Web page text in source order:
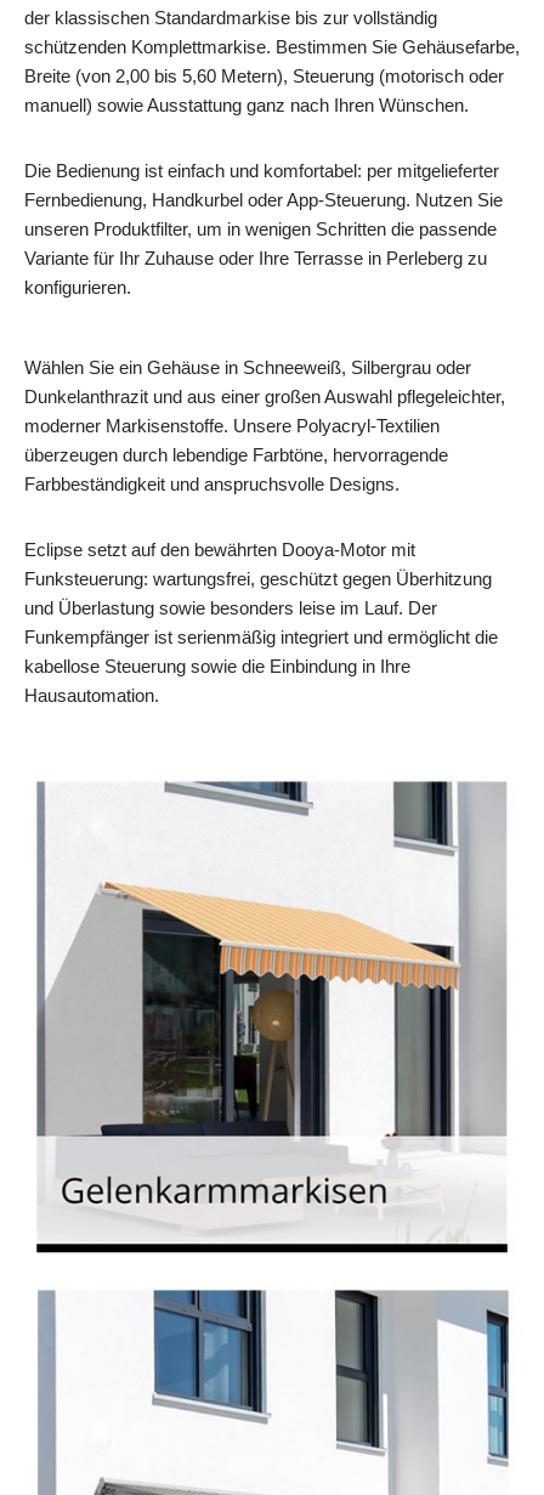
der klassischen Standardmarkise bis zur vollständig
schützenden Komplettmarkise. Bestimmen Sie Gehäusefarbe,
Breite (von 2,00 bis 5,60 Metern), Steuerung (motorisch oder
manuell) sowie Ausstattung ganz nach Ihren Wünschen.
Die Bedienung ist einfach und komfortabel: per mitgelieferter
Fernbedienung, Handkurbel oder App‑Steuerung. Nutzen Sie
unseren Produktfilter, um in wenigen Schritten die passende
Variante für Ihr Zuhause oder Ihre Terrasse in Perleberg zu
konfigurieren.
Wählen Sie ein Gehäuse in Schneeweiß, Silbergrau oder
Dunkelanthrazit und aus einer großen Auswahl pflegeleichter,
moderner Markisenstoffe. Unsere Polyacryl‑Textilien
überzeugen durch lebendige Farbtöne, hervorragende
Farbbeständigkeit und anspruchsvolle Designs.
Eclipse setzt auf den bewährten Dooya‑Motor mit
Funksteuerung: wartungsfrei, geschützt gegen Überhitzung
und Überlastung sowie besonders leise im Lauf. Der
Funkempfänger ist serienmäßig integriert und ermöglicht die
kabellose Steuerung sowie die Einbindung in Ihre
Hausautomation.